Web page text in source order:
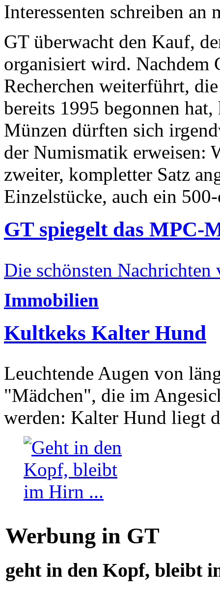
Interessenten schreiben
GT überwacht den Kauf,
organisiert wird. Nachdem
Recherchen weiterführt,
bereits 1995 begonnen
Münzen dürften sich
der Numismatik erweisen:
zweiter, kompletter Satz
Einzelstücke, auch ein
GT spiegelt das MPC-
Die schönsten Nachrichten
Immobilien
Kultkeks Kalter Hund
Leuchtende Augen von
"Mädchen", die im
werden: Kalter Hund liegt
Werbung in GT
geht in den Kopf, bleibt